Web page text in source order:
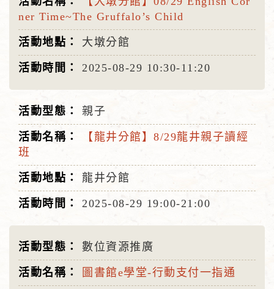
ner Time~The Gruffalo’s Child
大墩分館
2025-08-29 10:30-11:20
親子
【龍井分館】8/29龍井親子讀經
班
龍井分館
2025-08-29 19:00-21:00
數位資源推廣
圖書館e學堂-行動支付一指通